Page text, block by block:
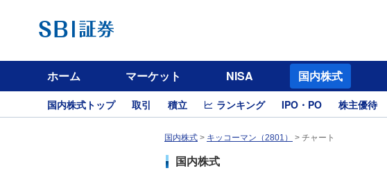
ホーム マーケット NISA 国内株式
国内株式トップ 取引 積立 ランキング IPO・PO 株主優待
国内株式 > キッコーマン（2801） > チャート
国内株式